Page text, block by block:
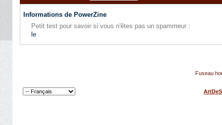
Informations de PowerZine
Petit test pour savoir si vous n'êtes pas un spammeur :
le
Fuseau